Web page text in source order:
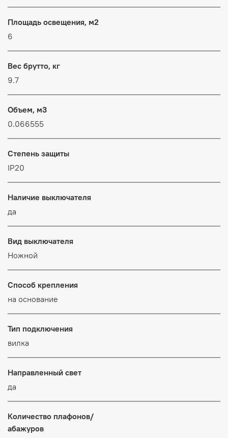
Площадь освещения, м2
6
Вес брутто, кг
9.7
Объем, м3
0.066555
Степень защиты
IP20
Наличие выключателя
да
Вид выключателя
Ножной
Способ крепления
на основание
Тип подключения
вилка
Направленный свет
да
Количество плафонов/
абажуров